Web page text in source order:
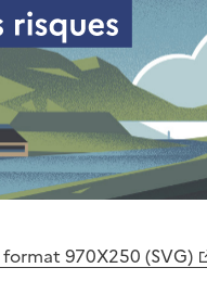
970X250 (SVG)